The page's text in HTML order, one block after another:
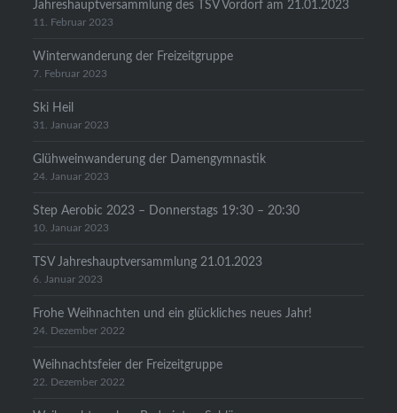
Jahreshauptversammlung des TSV Vordorf am 21.01.2023
11. Februar 2023
Winterwanderung der Freizeitgruppe
7. Februar 2023
Ski Heil
31. Januar 2023
Glühweinwanderung der Damengymnastik
24. Januar 2023
Step Aerobic 2023 – Donnerstags 19:30 – 20:30
10. Januar 2023
TSV Jahreshauptversammlung 21.01.2023
6. Januar 2023
Frohe Weihnachten und ein glückliches neues Jahr!
24. Dezember 2022
Weihnachtsfeier der Freizeitgruppe
22. Dezember 2022